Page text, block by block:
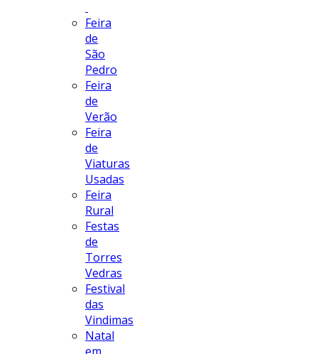
Feira
de
São
Pedro
Feira
de
Verão
Feira
de
Viaturas
Usadas
Feira
Rural
Festas
de
Torres
Vedras
Festival
das
Vindimas
Natal